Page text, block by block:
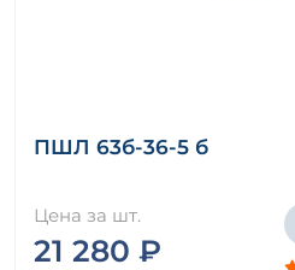
ПШЛ 63б-36-5 б
Цена за шт.
21 280 ₽